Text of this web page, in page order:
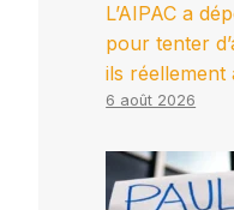
L’AIPAC a
pour tenter
ils réellement
6 août 2026